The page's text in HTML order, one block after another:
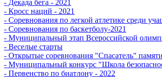
- Декада бега - 2021
- Кросс наций - 2021
- Cоревнования по легкой атлетике среди
- Соревнования по баскетболу-2021
- Муниципальный этап Всероссийской
- Веселые старты
- Открытые соревнования "Спасатель"
- Муниципальный конкурс "Школа
- Первенство по биатлону - 2022